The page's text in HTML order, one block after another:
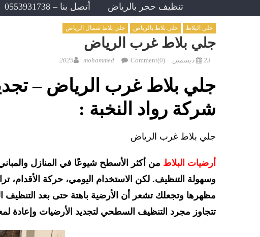
أتصل بنا – 0553931738 تنظيف حجر بالرياض
جلي البلاط جلي بلاط بالرياض جلي بلاط شمال الرياض
جلي بلاط غرب الرياض
23 ديسمبر، 2025 mohammed Comment(0)
جلي بلاط غرب الرياض –
شركة رواد النخبة :
جلي بلاط غرب الرياض
أرضيات البلاط من أكثر الأسطح شيوعًا في المنازل
وسهولة التنظيف. لكن الاستخدام اليومي، حركة الأقدام،
مظهرها وتجعلك تشعر أن الأرضية باهتة حتى بعد التنظيف
تتجاوز مجرد التنظيف السطحي لتجديد الأرضيات وإعادة